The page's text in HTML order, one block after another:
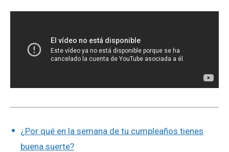
¿Por qué en la semana de tu cumpleaños tienes
buena suerte?